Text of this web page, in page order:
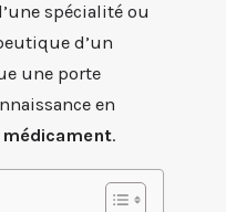
spécialité ou
d’un
une porte
en
médicament.